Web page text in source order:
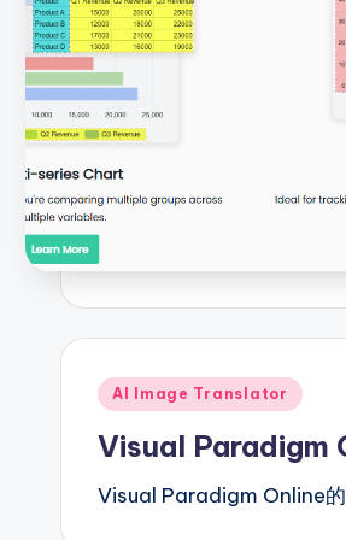
S
o
ft
w
a
r
e
Posted
AI Image Translator
Visual Paradigm
Visual Paradigm Online